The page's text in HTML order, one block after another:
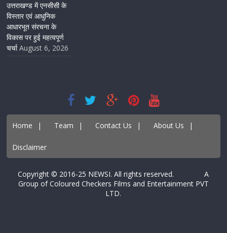
उत्तराखण्ड में एनसीसी के
विस्तार एवं आधुनिक
आधारभूत संरचना के
विकास पर हुई महत्वपूर्ण
चर्चा August 6, 2026
Home | Team | Contact Us | About Us |
Disclaimer
Copyright © 2016-25 NEWSI. All rights reserved. A
Group of Coloured Checkers Films and Entertainment PVT
LTD.